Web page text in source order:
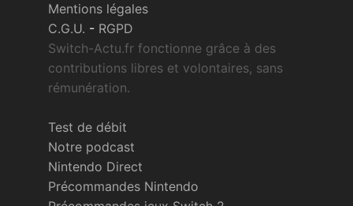
Mentions légales
C.G.U. - RGPD
Switch-Actu.fr fonctionne grâce à des
contributions libres et volontaires, sans
rémunération.
Test de débit
Notre podcast
Nintendo Direct
Précommandes Nintendo